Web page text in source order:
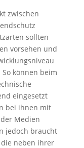
zwischen
sollten
vorsehen und
können beim
eingesetzt
bei ihnen mit
Medien
jedoch braucht
die neben ihrer